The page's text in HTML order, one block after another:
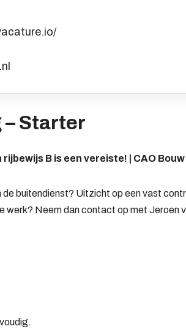
Starter
B is een vereiste! | CAO Bouw
de buitendienst? Uitzicht op een vast
werk? Neem dan contact op met Jeroen